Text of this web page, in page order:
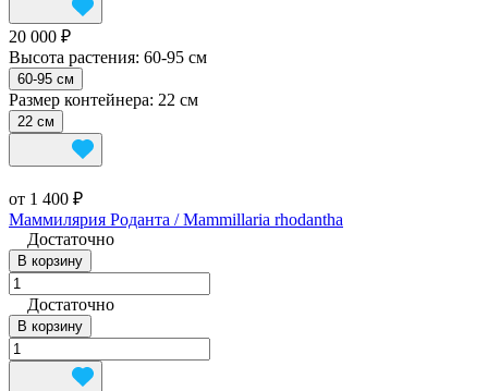
20 000 ₽
Высота растения: 60-95 см
60-95 см
Размер контейнера: 22 см
22 см
от 1 400 ₽
Маммилярия Роданта / Mammillaria rhodantha
Достаточно
В корзину
Достаточно
В корзину